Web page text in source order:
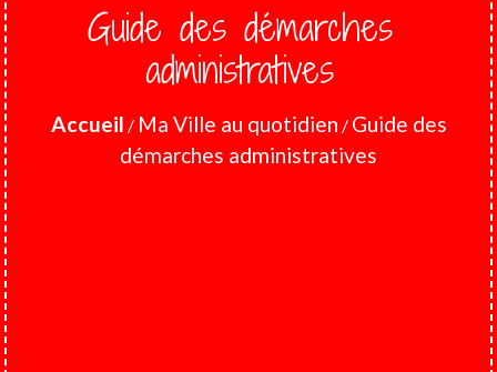
Guide des démarches
administratives
Accueil / Ma Ville au quotidien / Guide des
démarches administratives